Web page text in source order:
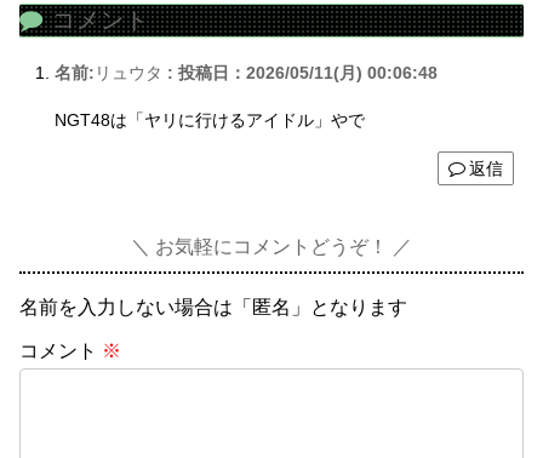
コメント
名前: リュウタ : 投稿日：2026/05/11(月) 00:06:48
NGT48は「ヤリに行けるアイドル」やで
返信
お気軽にコメントどうぞ！
名前を入力しない場合は「匿名」となります
コメント ※